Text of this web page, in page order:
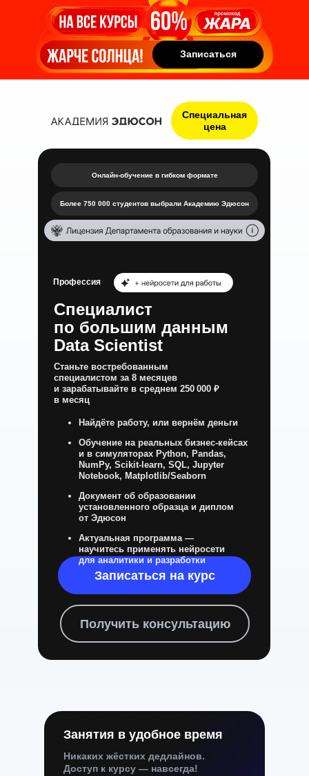
Записаться
Записаться
Получить консультацию
Онлайн-обучение в гибком формате
Более 750 000 студентов выбрали Академию Эдюсон
Записаться на курс
Профессия
Специалист
по большим данным
Data Scientist
Найдёте работу, или вернём деньги
Обучение на реальных бизнес-кейсах
и в симуляторах Python, Pandas,
NumPy, Scikit-learn, SQL, Jupyter
Notebook, Matplotlib/Seaborn
Документ об образовании
установленного образца и диплом
от Эдюсон
Актуальная программа —
научитесь применять нейросети
для аналитики и разработки
Станьте востребованным
специалистом за 8 месяцев
и зарабатывайте в среднем 250 000 ₽
в месяц
Специальная
цена
Занятия в удобное время
Никаких жёстких дедлайнов.
Доступ к курсу — навсегда!